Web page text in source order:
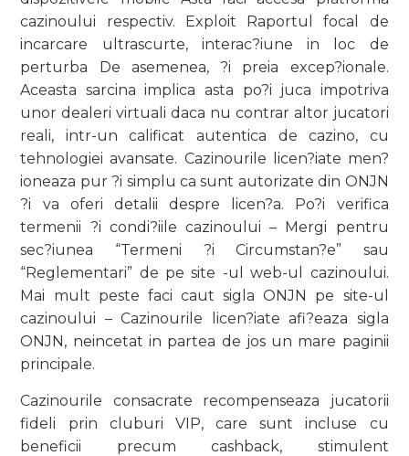
cazinoului respectiv. Exploit Raportul focal de
incarcare ultrascurte, interac?iune in loc de
perturba De asemenea, ?i preia excep?ionale.
Aceasta sarcina implica asta po?i juca impotriva
unor dealeri virtuali daca nu contrar altor jucatori
reali, intr-un calificat autentica de cazino, cu
tehnologiei avansate. Cazinourile licen?iate men?
ioneaza pur ?i simplu ca sunt autorizate din ONJN
?i va oferi detalii despre licen?a. Po?i verifica
termenii ?i condi?iile cazinoului – Mergi pentru
sec?iunea “Termeni ?i Circumstan?e” sau
“Reglementari” de pe site -ul web-ul cazinoului.
Mai mult peste faci caut sigla ONJN pe site-ul
cazinoului – Cazinourile licen?iate afi?eaza sigla
ONJN, neincetat in partea de jos un mare paginii
principale.
Cazinourile consacrate recompenseaza jucatorii
fideli prin cluburi VIP, care sunt incluse cu
beneficii precum cashback, stimulent